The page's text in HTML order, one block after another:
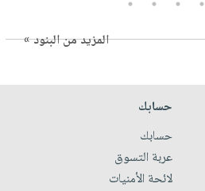
المزيد من البنود »
حسابك
حسابك
عربة التسوق
لائحة الأمنيات